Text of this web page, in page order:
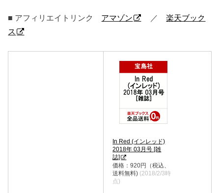
■ アフィリエイトリンク アマゾン ／楽天ブック
ス
In Red (インレッド)
2018年 03月号 [雑
誌]
価格：920円（税込、
送料無料) (2018/2/3時
点)